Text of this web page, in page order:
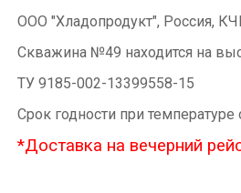
ООО "Хладопродукт", Россия,
Скважина №49 находится на
ТУ 9185-002-13399558-15
Срок годности при
*Доставка на вечерний